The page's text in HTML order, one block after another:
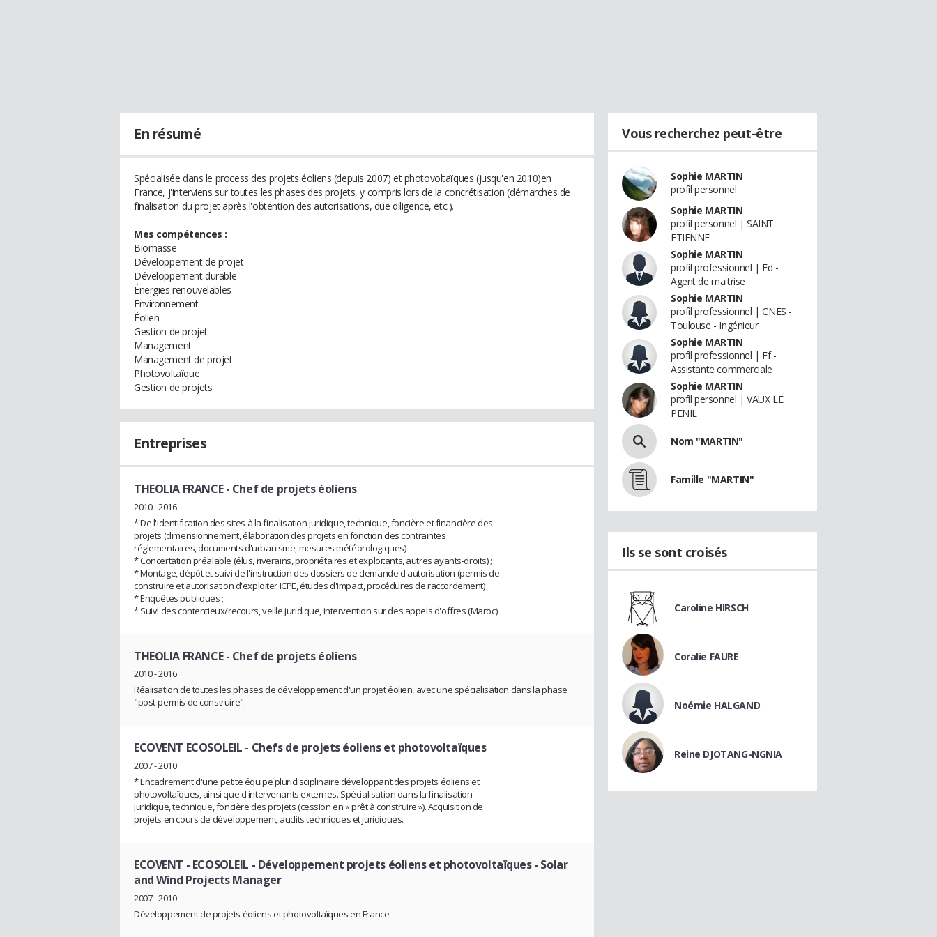
En résumé
Spécialisée dans le process des projets éoliens (depuis 2007) et photovoltaïques (jusqu'en 2010)en
France, j'interviens sur toutes les phases des projets, y compris lors de la concrétisation (démarches de
finalisation du projet après l'obtention des autorisations, due diligence, etc.).
Mes compétences :
Biomasse
Développement de projet
Développement durable
Énergies renouvelables
Environnement
Éolien
Gestion de projet
Management
Management de projet
Photovoltaïque
Gestion de projets
Entreprises
THEOLIA FRANCE- Chef de projets éoliens
2010 - 2016
* De l'identification des sites à la finalisation juridique, technique, foncière et financière des
projets (dimensionnement, élaboration des projets en fonction des contraintes
réglementaires, documents d'urbanisme, mesures météorologiques)
* Concertation préalable (élus, riverains, propriétaires et exploitants, autres ayants-droits) ;
* Montage, dépôt et suivi de l'instruction des dossiers de demande d'autorisation (permis de
construire et autorisation d'exploiter ICPE, études d'impact, procédures de raccordement)
* Enquêtes publiques ;
* Suivi des contentieux/recours, veille juridique, intervention sur des appels d'offres (Maroc).
THEOLIA FRANCE- Chef de projets éoliens
2010 - 2016
Réalisation de toutes les phases de développement d'un projet éolien, avec une spécialisation dans la phase
"post-permis de construire".
ECOVENT ECOSOLEIL - Chefs de projets éoliens et photovoltaïques
2007 - 2010
* Encadrement d'une petite équipe pluridisciplinaire développant des projets éoliens et
photovoltaïques, ainsi que d'intervenants externes. Spécialisation dans la finalisation
juridique, technique, foncière des projets (cession en « prêt à construire »). Acquisition de
projets en cours de développement, audits techniques et juridiques.
ECOVENT - ECOSOLEIL - Développement projets éoliens et photovoltaïques - Solar
and Wind Projects Manager
2007 - 2010
Développement de projets éoliens et photovoltaïques en France.
Vous recherchez peut-être
Sophie MARTIN
profil personnel
Sophie MARTIN
profil personnel | SAINT
ETIENNE
Sophie MARTIN
profil professionnel | Ed -
Agent de maitrise
Sophie MARTIN
profil professionnel | CNES -
Toulouse - Ingénieur
Sophie MARTIN
profil professionnel | Ff -
Assistante commerciale
Sophie MARTIN
profil personnel | VAUX LE
PENIL
Nom "MARTIN"
Famille "MARTIN"
Ils se sont croisés
Caroline HIRSCH
Coralie FAURE
Noémie HALGAND
Reine DJOTANG-NGNIA